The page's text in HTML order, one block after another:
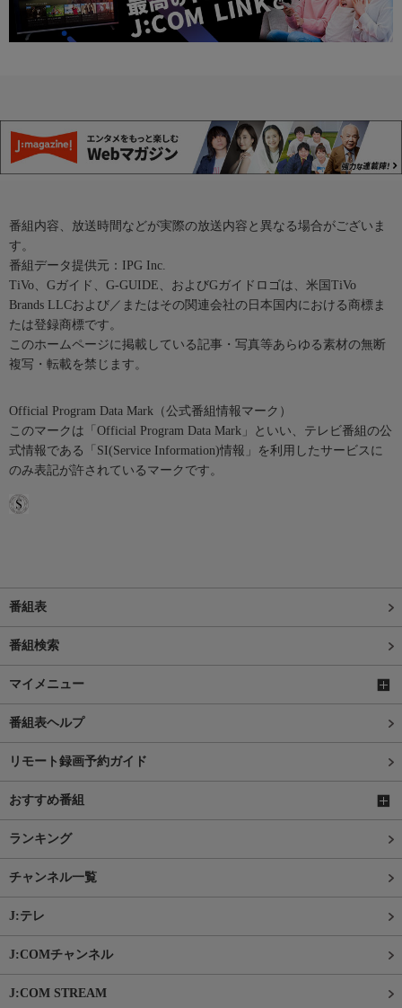
番組内容、放送時間などが実際の放送内容と異なる場合がございま
す。
番組データ提供元：IPG Inc.
TiVo、Gガイド、G-GUIDE、およびGガイドロゴは、米国TiVo
Brands LLCおよび／またはその関連会社の日本国内における商標ま
たは登録商標です。
このホームページに掲載している記事・写真等あらゆる素材の無断
複写・転載を禁じます。
Official Program Data Mark（公式番組情報マーク）
このマークは「Official Program Data Mark」といい、テレビ番組の公
式情報である「SI(Service Information)情報」を利用したサービスに
のみ表記が許されているマークです。
番組表
番組検索
マイメニュー
番組表ヘルプ
リモート録画予約ガイド
おすすめ番組
ランキング
チャンネル一覧
J:テレ
J:COMチャンネル
J:COM STREAM